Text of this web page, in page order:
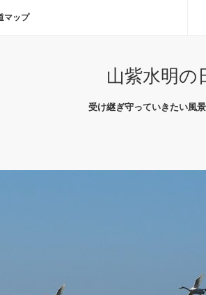
マップ
山紫水明の
受け継ぎ守っていきたい風